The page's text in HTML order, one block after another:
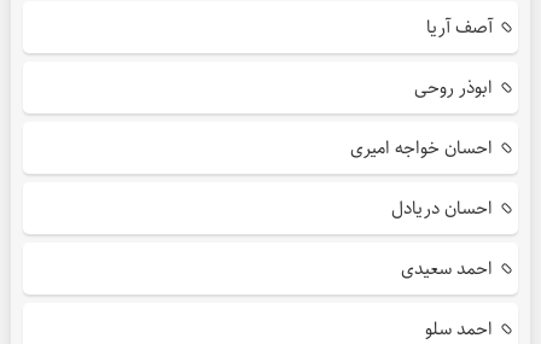
آصف آریا
ابوذر روحی
احسان خواجه امیری
احسان دریادل
احمد سعیدی
احمد سلو